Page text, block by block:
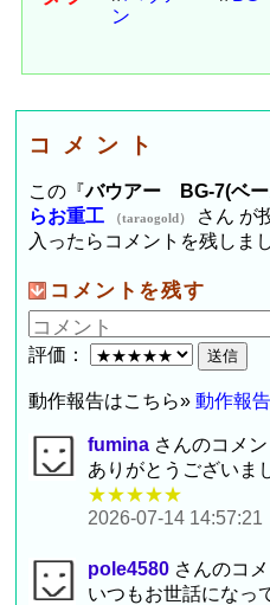
ン
コメント
この『バウアー BG-7(ベー
らお重工
（taraogold）
さん が
入ったらコメントを残しま
コメントを残す
評価：
動作報告はこちら»動作報
fumina さんのコメン
ありがとうございま
★★★★★
2026-07-14 14:57:21
pole4580 さんのコメ
いつもお世話になっ